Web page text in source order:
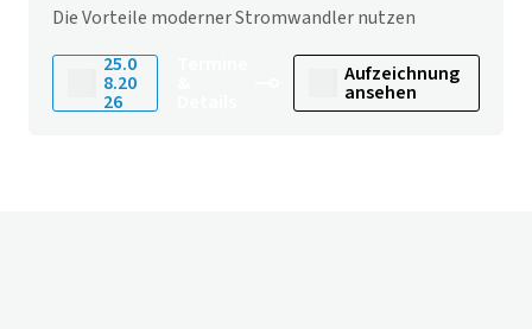
Die Vorteile moderner Stromwandler nutzen
25.0
8.20
26
Aufzeichnung
ansehen